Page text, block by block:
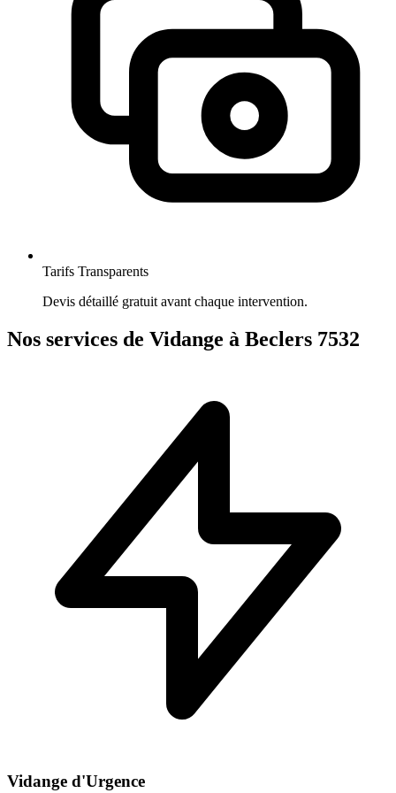
Tarifs Transparents
Devis détaillé gratuit avant chaque intervention.
Nos services de Vidange à Beclers 7532
Vidange d'Urgence